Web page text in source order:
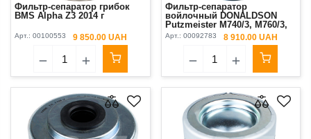
Фильтр-сепаратор грибок
BMS Alpha Z3 2014 г
Арт.: 00100553 9 850.00 UAH
Фильтр-сепаратор
войлочный DONALDSON
Putzmeister М740/3, М760/3,
Brinkmann 260/45/55, 450/550,
BMS Worker
Арт.: 00092783 8 910.00 UAH